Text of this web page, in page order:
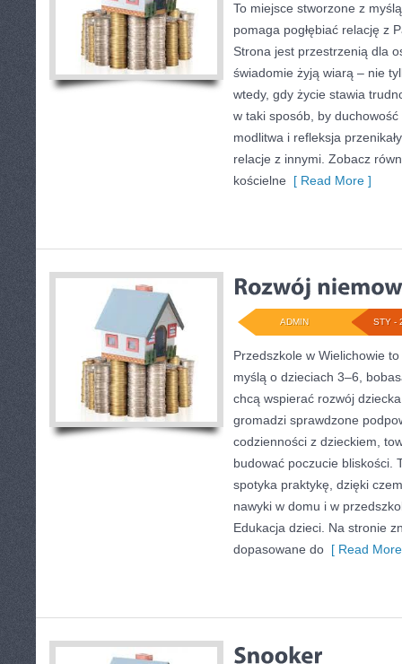
To miejsce stworzone z
pomaga pogłębiać relację z
Strona jest przestrzenią dla
świadomie żyją wiarą – nie
wtedy, gdy życie stawia
w taki sposób, by duchowość
modlitwa i refleksja
relacje z innymi. Zobacz
kościelne [ Read More ]
STY -
ADMIN
Przedszkole w Wielichowie
myślą o dzieciach 3–6,
chcą wspierać rozwój
gromadzi sprawdzone
codzienności z dzieckiem,
budować poczucie bliskości.
spotyka praktykę, dzięki
nawyki w domu i w
Edukacja dzieci. Na stronie
dopasowane do [ Read